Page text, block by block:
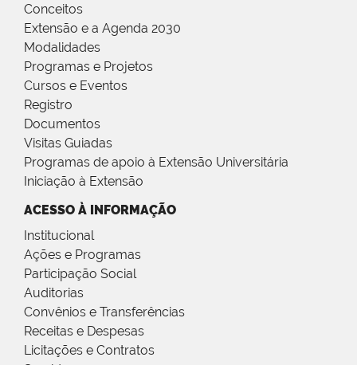
Conceitos
Extensão e a Agenda 2030
Modalidades
Programas e Projetos
Cursos e Eventos
Registro
Documentos
Visitas Guiadas
Programas de apoio à Extensão Universitária
Iniciação à Extensão
ACESSO À INFORMAÇÃO
Institucional
Ações e Programas
Participação Social
Auditorias
Convênios e Transferências
Receitas e Despesas
Licitações e Contratos